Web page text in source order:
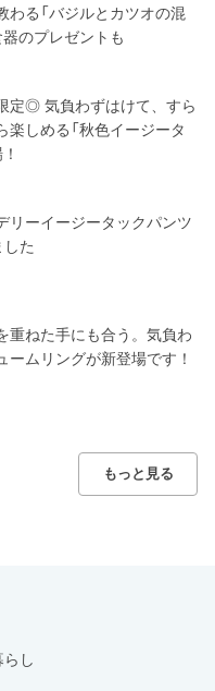
わる「バジルとカツオの混
のプレゼントも
限定◎ 気負わずはけて、すら
楽しめる「秋色イージータ
リーイージータックパンツ
た
重ねた手にも合う。気負わ
ームリングが新登場です！
もっと見る
らし